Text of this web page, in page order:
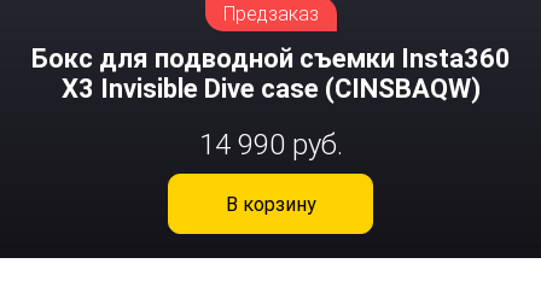
Предзаказ
Бокс для подводной съемки Insta360
X3 Invisible Dive case (CINSBAQW)
14 990 руб.
В корзину